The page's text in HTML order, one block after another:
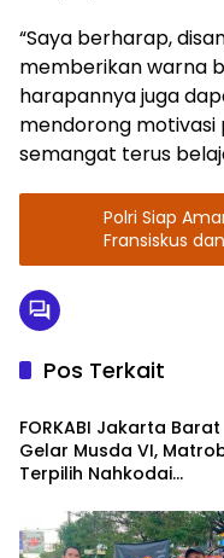
“Saya berharap,
memberikan warna
harapannya juga
mendorong motivasi
semangat terus
Polri Siap
Fransiskus
Umat dan
Pos Terkait
Berita
FORKABI Jakarta Barat
Gelar Musda VI,
Terpilih Nahkodai